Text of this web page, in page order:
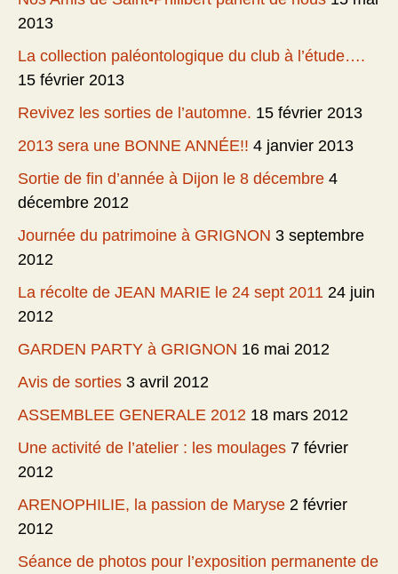
2013
La collection paléontologique du club à l’étude….
15 février 2013
Revivez les sorties de l’automne. 15 février 2013
2013 sera une BONNE ANNÉE!! 4 janvier 2013
Sortie de fin d’année à Dijon le 8 décembre 4
décembre 2012
Journée du patrimoine à GRIGNON 3 septembre
2012
La récolte de JEAN MARIE le 24 sept 2011 24 juin
2012
GARDEN PARTY à GRIGNON 16 mai 2012
Avis de sorties 3 avril 2012
ASSEMBLEE GENERALE 2012 18 mars 2012
Une activité de l’atelier : les moulages 7 février
2012
ARENOPHILIE, la passion de Maryse 2 février
2012
Séance de photos pour l’exposition permanente de